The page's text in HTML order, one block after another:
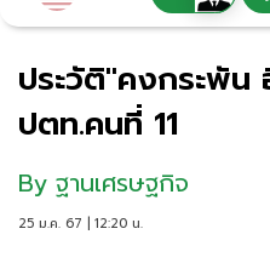
ประวัติ"คงกระพัน
ปตท.คนที่ 11
By ฐานเศรษฐกิจ
25 ม.ค. 67 | 12:20 น.